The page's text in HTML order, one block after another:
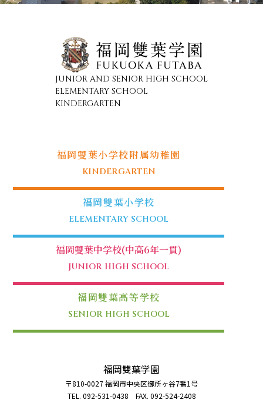
JUNIOR AND SENIOR HIGH SCHOOL
ELEMENTARY SCHOOL
KINDERGARTEN
福岡雙葉小学校附属幼稚園
KINDERGARTEN
福岡雙葉小学校
ELEMENTARY SCHOOL
福岡雙葉中学校(中高6年一貫)
JUNIOR HIGH SCHOOL
福岡雙葉高等学校
SENIOR HIGH SCHOOL
福岡雙葉学園
〒810-0027 福岡市中央区御所ヶ谷7番1号
TEL. 092-531-0438 FAX. 092-524-2408